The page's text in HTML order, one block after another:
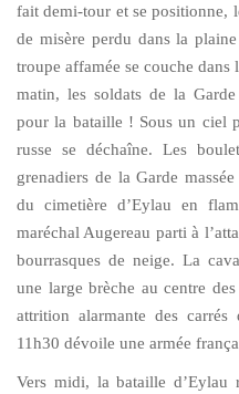
fait demi-tour et se positionne,
de misère perdu dans la
troupe affamée se couche
matin, les soldats de la Garde
pour la bataille ! Sous un ciel
russe se déchaîne. Les
grenadiers de la Garde
du cimetière d’Eylau en
maréchal Augereau parti à
bourrasques de neige. La
une large brèche au centre
attrition alarmante des
11h30 dévoile une armée
Vers midi, la bataille d’Eylau